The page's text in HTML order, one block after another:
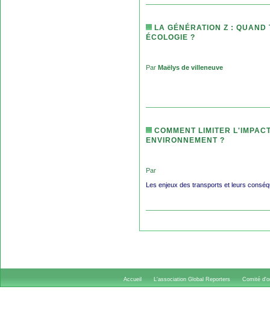
LA GÉNÉRATION Z : QUAND
ÉCOLOGIE ?
Par Maëlys de villeneuve
COMMENT LIMITER
ENVIRONNEMENT ?
Par
Les enjeux des transports et leurs
Accueil L'association Global Reporters Comité